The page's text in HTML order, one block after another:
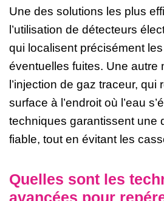
Une des solutions les plus
l’utilisation de détecteurs
qui localisent précisément
éventuelles fuites. Une autre
l’injection de gaz traceur, qui
surface à l’endroit où l’eau
techniques garantissent une
fiable, tout en évitant les
Quelles sont les
avancées pour